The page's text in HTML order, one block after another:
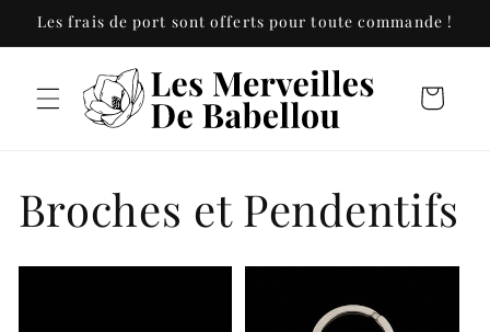
passer
au
Les frais de port sont offerts pour toute commande !
Panier
C
o
Broches et Pendentifs